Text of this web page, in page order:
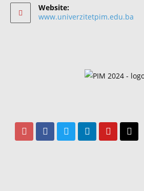
Website:
www.univerzitetpim.edu.ba